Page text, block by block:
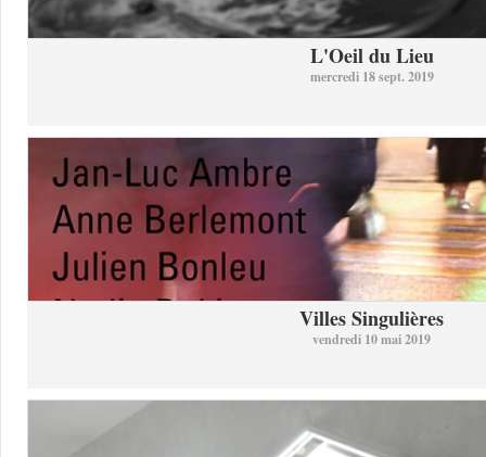
L'Oeil du Lieu
mercredi 18 sept. 2019
Villes Singulières
vendredi 10 mai 2019